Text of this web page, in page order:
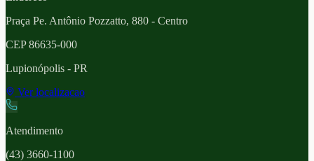
Praça Pe. Antônio Pozzatto, 880 - Centro
CEP86635-000
Lupionópolis - PR
Ver localizacao
Atendimento
(43) 3660-1100